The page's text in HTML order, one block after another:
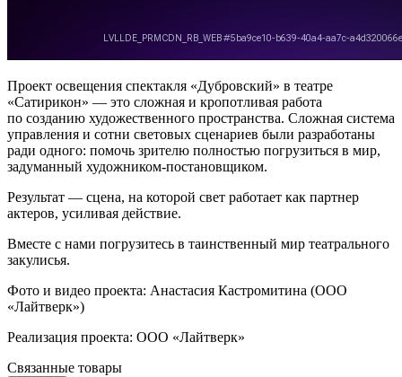
Проект освещения спектакля «Дубровский» в театре
«Сатирикон» — это сложная и кропотливая работа
по созданию художественного пространства. Сложная система
управления и сотни световых сценариев были разработаны
ради одного: помочь зрителю полностью погрузиться в мир,
задуманный художником-постановщиком.
Результат — сцена, на которой свет работает как партнер
актеров, усиливая действие.
Вместе с нами погрузитесь в таинственный мир театрального
закулисья.
Фото и видео проекта: Анастасия Кастромитина (ООО
«Лайтверк»)
Реализация проекта: ООО «Лайтверк»
Связанные товары